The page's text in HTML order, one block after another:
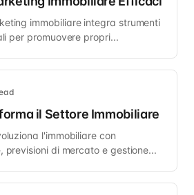
immobiliare integra strumenti
per promuovere propri...
il Settore Immobiliare
l'immobiliare con
previsioni di mercato e gestione...